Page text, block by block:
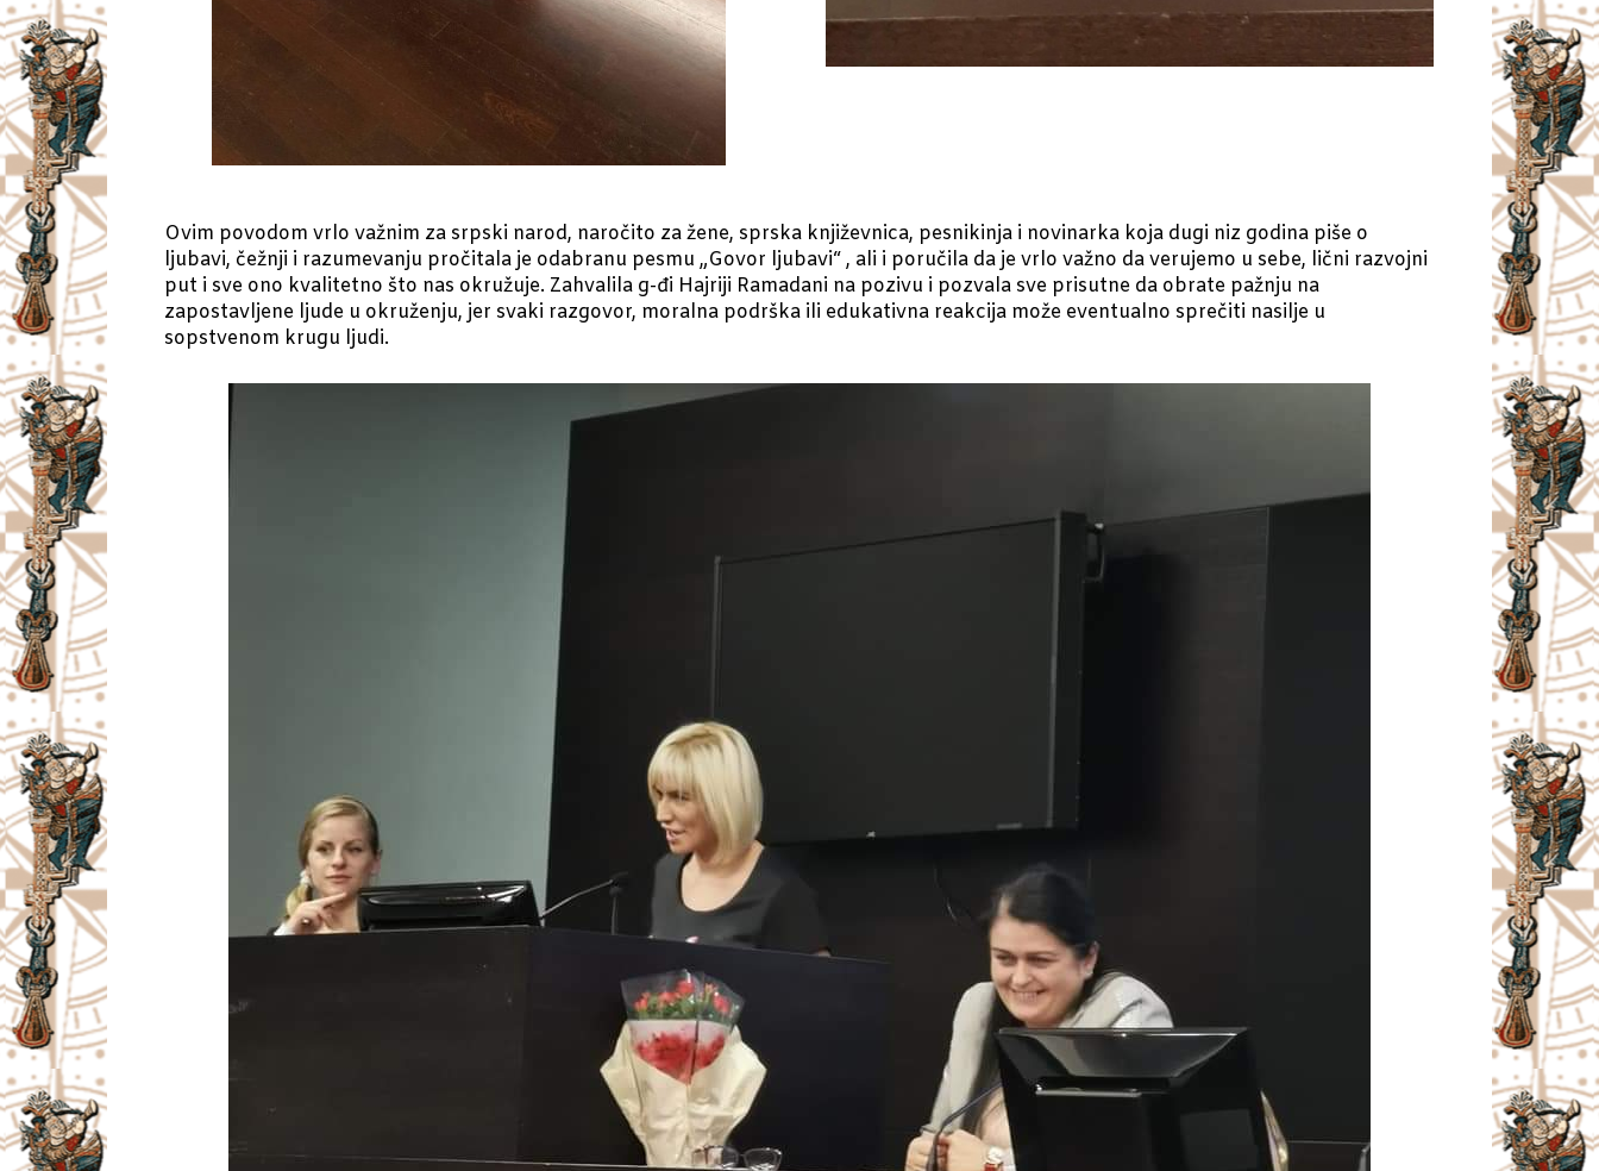
Ovim povodom vrlo važnim za srpski narod, naročito za žene, sprska književnica, pesnikinja i novinarka koja dugi niz godina piše o
ljubavi, čežnji i razumevanju pročitala je odabranu pesmu „Govor ljubavi“ , ali i poručila da je vrlo važno da verujemo u sebe, lični razvojni
put i sve ono kvalitetno što nas okružuje. Zahvalila g-đi Hajriji Ramadani na pozivu i pozvala sve prisutne da obrate pažnju na
zapostavljene ljude u okruženju, jer svaki razgovor, moralna podrška ili edukativna reakcija može eventualno sprečiti nasilje u
sopstvenom krugu ljudi.